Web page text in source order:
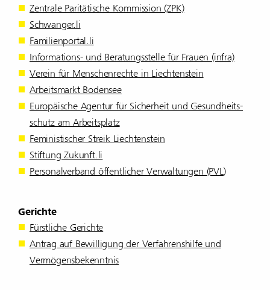
Zentrale Pari­tä­ti­sche Kommis­sion (ZPK)
Schwanger.li
Fami­li­en­portal.li
Infor­ma­tions- und Bera­tungs­stelle für Frauen (infra)
Verein für Menschenrechte in Liechtenstein
Arbeits­markt Bodensee
Euro­päi­sche Agentur für Sicher­heit und Gesund­heits­
schutz am Arbeits­platz
Feministischer Streik Liechtenstein
Stiftung Zukunft.li
Perso­nal­ver­band öffent­li­cher Verwal­tungen (PVL)
Gerichte
Fürst­liche Gerichte
Antrag auf Bewil­li­gung der Verfah­rens­hilfe und
Vermö­gens­be­kenntnis